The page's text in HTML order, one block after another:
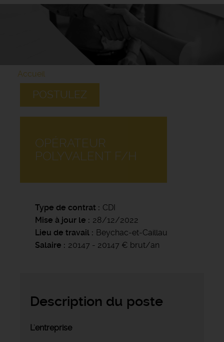
Accueil
POSTULEZ
OPÉRATEUR
POLYVALENT F/H
Type de contrat
CDI
Mise à jour le
28/12/2022
Lieu de travail
Beychac-et-Caillau
Salaire
20147 - 20147 € brut/an
Description du poste
L'entreprise